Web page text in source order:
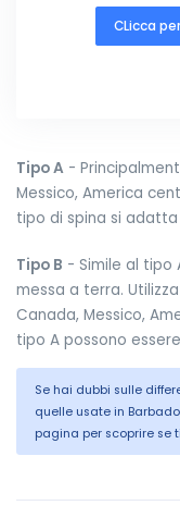
CLicca
Tipo A -
Messico, America
tipo di spina si
Tipo B - Simile al tipo
messa a terra.
Canada, Messico,
tipo A possono
Se hai dubbi sulle
quelle usate in
pagina per scoprire se